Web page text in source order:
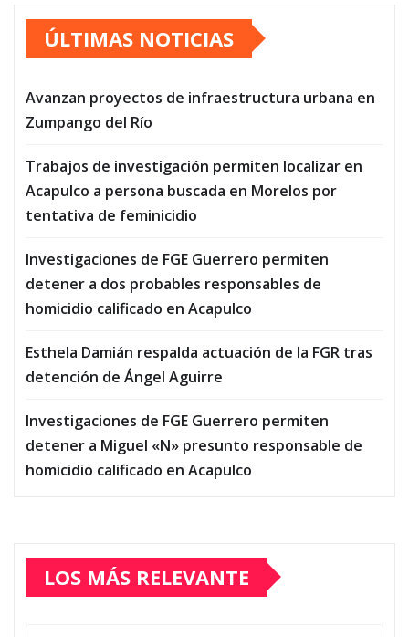
ÚLTIMAS NOTICIAS
Avanzan proyectos de infraestructura urbana en
Zumpango del Río
Trabajos de investigación permiten localizar en
Acapulco a persona buscada en Morelos por
tentativa de feminicidio
Investigaciones de FGE Guerrero permiten
detener a dos probables responsables de
homicidio calificado en Acapulco
Esthela Damián respalda actuación de la FGR tras
detención de Ángel Aguirre
Investigaciones de FGE Guerrero permiten
detener a Miguel «N» presunto responsable de
homicidio calificado en Acapulco
LOS MÁS RELEVANTE